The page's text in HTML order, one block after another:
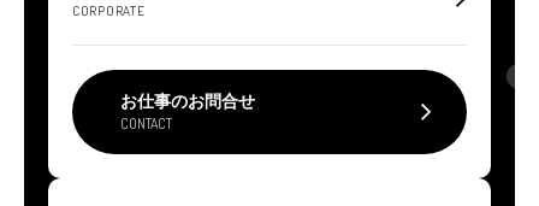
CORPORATE
お仕事のお問合せ
CONTACT